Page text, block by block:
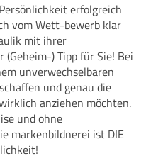
erfolgreich
vom Wett-bewerb klar
mit ihrer
) Tipp für Sie! Bei
unverwechselbaren
und genau die
anziehen möchten.
und ohne
markenbildnerei ist DIE